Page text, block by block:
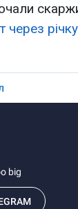
через